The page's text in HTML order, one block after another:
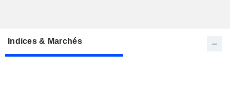
Indices & Marchés